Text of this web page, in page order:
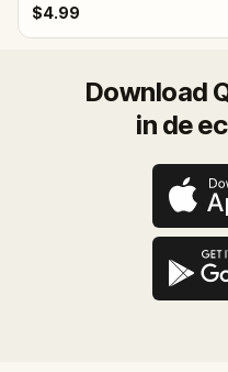
$4.99
Download
in de